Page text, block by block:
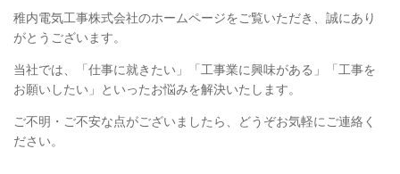
稚内電気工事株式会社のホームページをご覧いただき、誠にあり
がとうございます。
当社では、「仕事に就きたい」「工事業に興味がある」「工事を
お願いしたい」といったお悩みを解決いたします。
ご不明・ご不安な点がございましたら、どうぞお気軽にご連絡く
ださい。